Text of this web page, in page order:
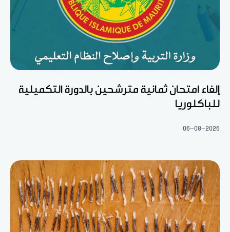
إلغاء امتحان ثمانية مترشحين بالدورة التكميلية
للباكلوريا
06-08-2026